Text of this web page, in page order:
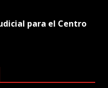
para el Centro